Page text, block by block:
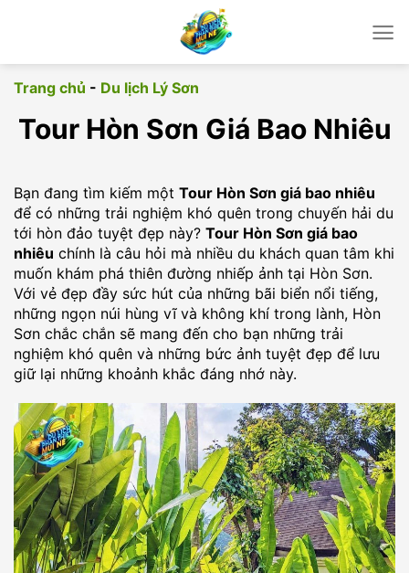
dungTrang chủ - Du lịch Lý Sơn
Tour Hòn Sơn Giá Bao Nhiêu
Bạn đang tìm kiếm một Tour Hòn Sơn giá bao nhiêu
để có những trải nghiệm khó quên trong chuyến hải du
tới hòn đảo tuyệt đẹp này? Tour Hòn Sơn giá bao
nhiêu chính là câu hỏi mà nhiều du khách quan tâm khi
muốn khám phá thiên đường nhiếp ảnh tại Hòn Sơn.
Với vẻ đẹp đầy sức hút của những bãi biển nổi tiếng,
những ngọn núi hùng vĩ và không khí trong lành, Hòn
Sơn chắc chắn sẽ mang đến cho bạn những trải
nghiệm khó quên và những bức ảnh tuyệt đẹp để lưu
giữ lại những khoảnh khắc đáng nhớ này.